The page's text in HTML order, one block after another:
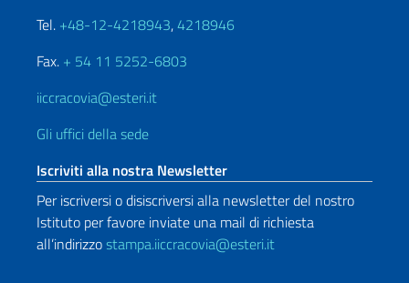
Tel. +48-12-4218943,4218946
Fax. + 54 11 5252-6803
iiccracovia@esteri.it
Gli uffici della sede
Iscriviti alla nostra Newsletter
Per iscriversi o disiscriversi alla newsletter del nostro
Istituto per favore inviate una mail di richiesta
all’indirizzostampa.iiccracovia@esteri.it